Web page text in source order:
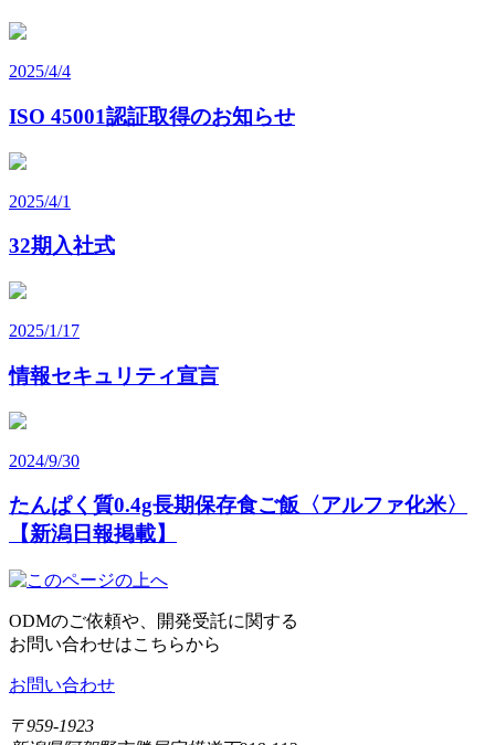
2025/4/4
ISO 45001認証取得のお知らせ
2025/4/1
32期入社式
2025/1/17
情報セキュリティ宣言
2024/9/30
たんぱく質0.4g長期保存食ご飯〈アルファ化米〉
【新潟日報掲載】
ODMのご依頼や、開発受託に関する
お問い合わせはこちらから
お問い合わせ
〒959-1923